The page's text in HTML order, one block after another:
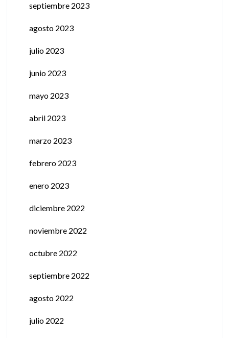
septiembre 2023
agosto 2023
julio 2023
junio 2023
mayo 2023
abril 2023
marzo 2023
febrero 2023
enero 2023
diciembre 2022
noviembre 2022
octubre 2022
septiembre 2022
agosto 2022
julio 2022